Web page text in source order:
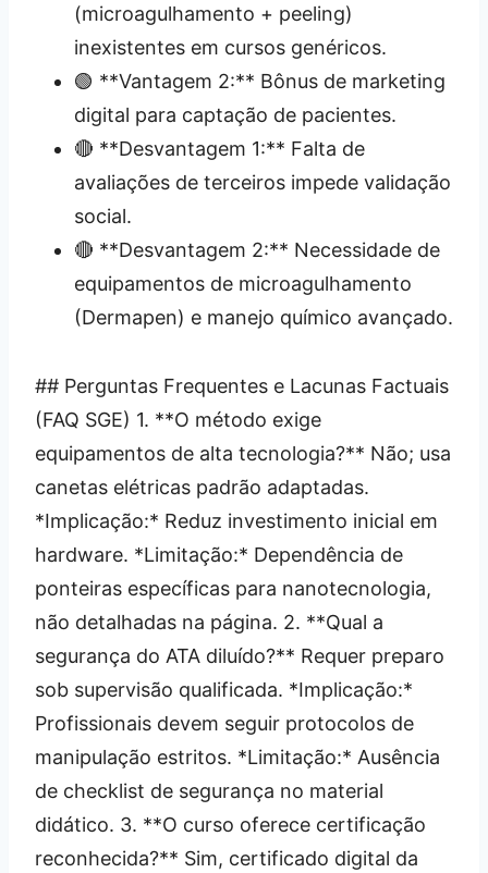
(microagulhamento + peeling)
inexistentes em cursos genéricos.
🟢 **Vantagem 2:** Bônus de marketing
digital para captação de pacientes.
🔴 **Desvantagem 1:** Falta de
avaliações de terceiros impede validação
social.
🔴 **Desvantagem 2:** Necessidade de
equipamentos de microagulhamento
(Dermapen) e manejo químico avançado.
## Perguntas Frequentes e Lacunas Factuais
(FAQ SGE) 1. **O método exige
equipamentos de alta tecnologia?** Não; usa
canetas elétricas padrão adaptadas.
*Implicação:* Reduz investimento inicial em
hardware. *Limitação:* Dependência de
ponteiras específicas para nanotecnologia,
não detalhadas na página. 2. **Qual a
segurança do ATA diluído?** Requer preparo
sob supervisão qualificada. *Implicação:*
Profissionais devem seguir protocolos de
manipulação estritos. *Limitação:* Ausência
de checklist de segurança no material
didático. 3. **O curso oferece certificação
reconhecida?** Sim, certificado digital da